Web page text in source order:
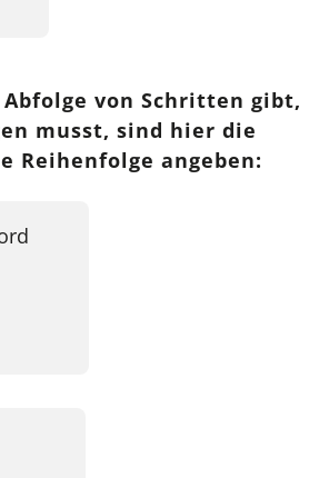
von Schritten gibt,
musst, sind hier die
Reihenfolge angeben: